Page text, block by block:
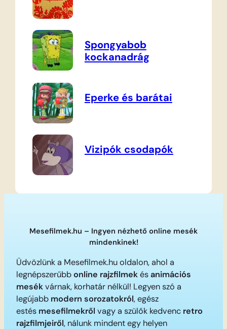
Spongyabob
kockanadrág
Eperke és barátai
Vizipók csodapók
Mesefilmek.hu – Ingyen nézhető online mesék
mindenkinek!
Üdvözlünk a Mesefilmek.hu oldalon, ahol a
legnépszerűbbonline rajzfilmekésanimációs
mesékvárnak, korhatár nélkül! Legyen szó a
legújabb modern sorozatokról, egész
estés mesefilmekről vagy a szülők kedvenc retro
rajzfilmjeiről, nálunk mindent egy helyen